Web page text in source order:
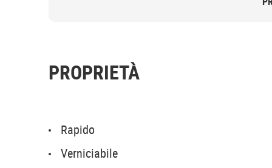
PROPRIETÀ
Rapido
Verniciabile